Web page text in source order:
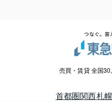
売買・賃貸 全国
首都圏関西札幌